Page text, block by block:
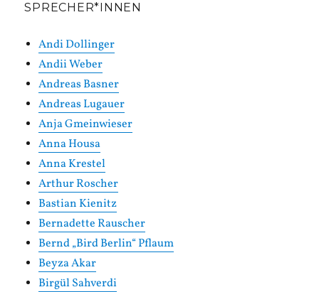
SPRECHER*INNEN
Andi Dollinger
Andii Weber
Andreas Basner
Andreas Lugauer
Anja Gmeinwieser
Anna Housa
Anna Krestel
Arthur Roscher
Bastian Kienitz
Bernadette Rauscher
Bernd „Bird Berlin“ Pflaum
Beyza Akar
Birgül Sahverdi